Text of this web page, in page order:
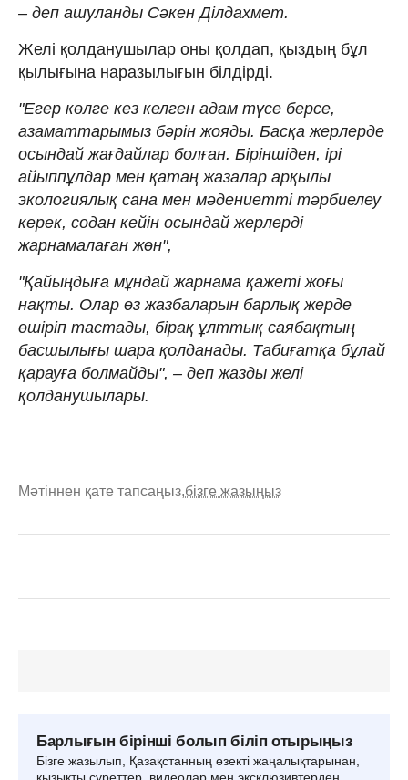
– деп ашуланды Сәкен Ділдахмет.
Желі қолданушылар оны қолдап, қыздың бұл
қылығына наразылығын білдірді.
"Егер көлге кез келген адам түсе берсе,
азаматтарымыз бәрін жояды. Басқа жерлерде
осындай жағдайлар болған. Біріншіден, ірі
айыппұлдар мен қатаң жазалар арқылы
экологиялық сана мен мәдениетті тәрбиелеу
керек, содан кейін осындай жерлерді
жарнамалаған жөн",
"Қайыңдыға мұндай жарнама қажеті жоғы
нақты. Олар өз жазбаларын барлық жерде
өшіріп тастады, бірақ ұлттық саябақтың
басшылығы шара қолданады. Табиғатқа бұлай
қарауға болмайды", – деп жазды желі
қолданушылары.
Мәтіннен қате тапсаңыз,бізге жазыңыз
Барлығын бірінші болып біліп отырыңыз
Бізге жазылып, Қазақстанның өзекті жаңалықтарынан,
қызықты суреттер, видеолар мен эксклюзивтерден